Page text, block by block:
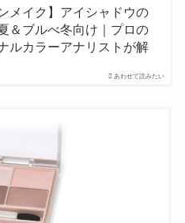
あわせて読みたい
メイク】アイシャドウの
＆ブルべ冬向け｜プロの
ルカラーアナリストが解